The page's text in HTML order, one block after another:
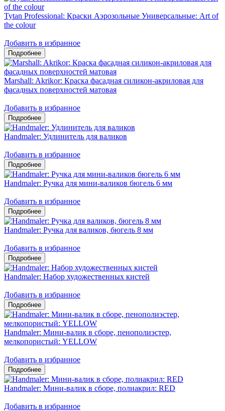
Tytan Professional: Краски Аэрозольные Универсальные: Art of
the colour
Добавить в избранное
Marshall: Akrikor: Краска фасадная силикон-акриловая для
фасадных поверхностей матовая
Добавить в избранное
Handmaler: Удлинитель для валиков
Добавить в избранное
Handmaler: Ручка для мини-валиков бюгель 6 мм
Добавить в избранное
Handmaler: Ручка для валиков, бюгель 8 мм
Добавить в избранное
Handmaler: Набор художественных кистей
Добавить в избранное
Handmaler: Мини-валик в сборе, пенополиэстер,
мелкопористый: YELLOW
Добавить в избранное
Handmaler: Мини-валик в сборе, полиакрил: RED
Добавить в избранное